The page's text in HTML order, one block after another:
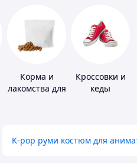
Корма и
лакомства для
Кроссовки и
кеды
K-pop руми костюм для